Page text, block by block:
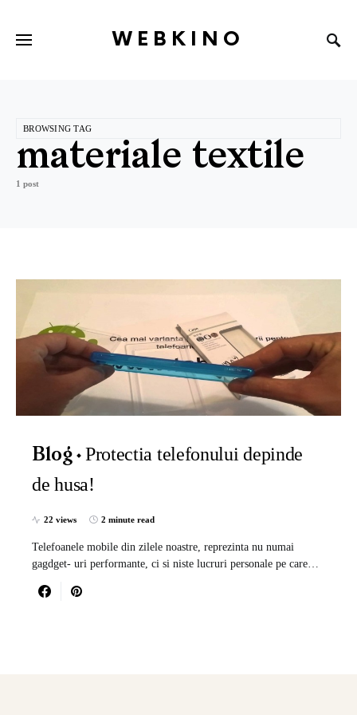
WEBKINO
BROWSING TAG
materiale textile
1 post
Blog
Protectia telefonului depinde
de husa!
22 views 2 minute read
Telefoanele mobile din zilele noastre, reprezinta nu numai
gagdget- uri performante, ci si niste lucruri personale pe care…